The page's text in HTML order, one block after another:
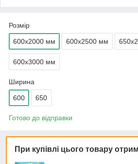
Розмір
600х2000 мм 600х2500 мм
600х3000 мм
Ширина
600 650
Готово до відправки
При купівлі цього товару